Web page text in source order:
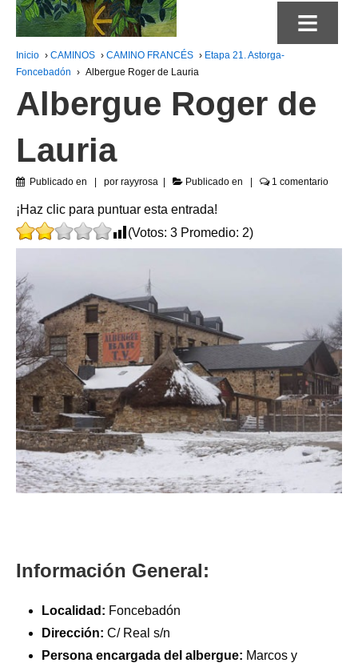
≡
Inicio › CAMINOS › CAMINO FRANCÉS › Etapa 21. Astorga-
Foncebadón › Albergue Roger de Lauria
Albergue Roger de
Lauria
Publicado en por rayyrosa Publicado en 1 comentario
¡Haz clic para puntuar esta entrada!
(Votos: 3 Promedio: 2)
Información General:
Localidad: Foncebadón
Dirección: C/ Real s/n
Persona encargada del albergue: Marcos y